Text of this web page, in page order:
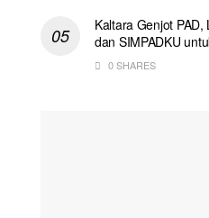
Kaltara Genjot
dan SIMPADKU
0 SHARES